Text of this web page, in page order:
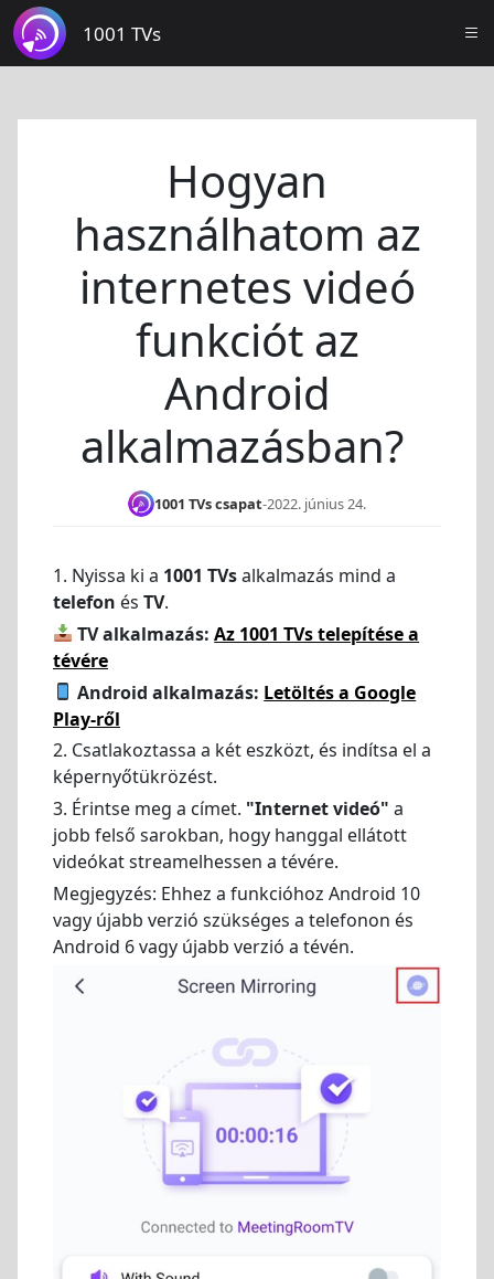
1001 TVs
Hogyan
használhatom az
internetes videó
funkciót az
Android
alkalmazásban?
1001 TVs csapat-2022. június 24.
1. Nyissa ki a 1001 TVsalkalmazás mind a
telefon és TV.
TV alkalmazás: Az 1001 TVs telepítése a
tévére
Android alkalmazás: Letöltés a Google
Play-ről
2. Csatlakoztassa a két eszközt, és indítsa el a
képernyőtükrözést.
3. Érintse meg a címet. "Internet videó" a
jobb felső sarokban, hogy hanggal ellátott
videókat streamelhessen a tévére.
Megjegyzés: Ehhez a funkcióhoz Android 10
vagy újabb verzió szükséges a telefonon és
Android 6 vagy újabb verzió a tévén.